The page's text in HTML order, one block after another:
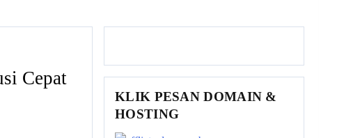
Cepat
KLIK PESAN DOMAIN &
HOSTING